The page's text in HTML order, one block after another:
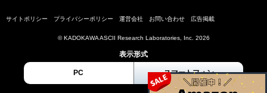
サイトポリシー プライバシーポリシー 運営会社 お問い合わせ 広告掲載
© KADOKAWA ASCII Research Laboratories, Inc. 2026
表示形式
PC スマートフォン